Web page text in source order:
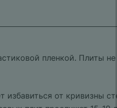
пленкой. Плиты
избавиться от кривизны